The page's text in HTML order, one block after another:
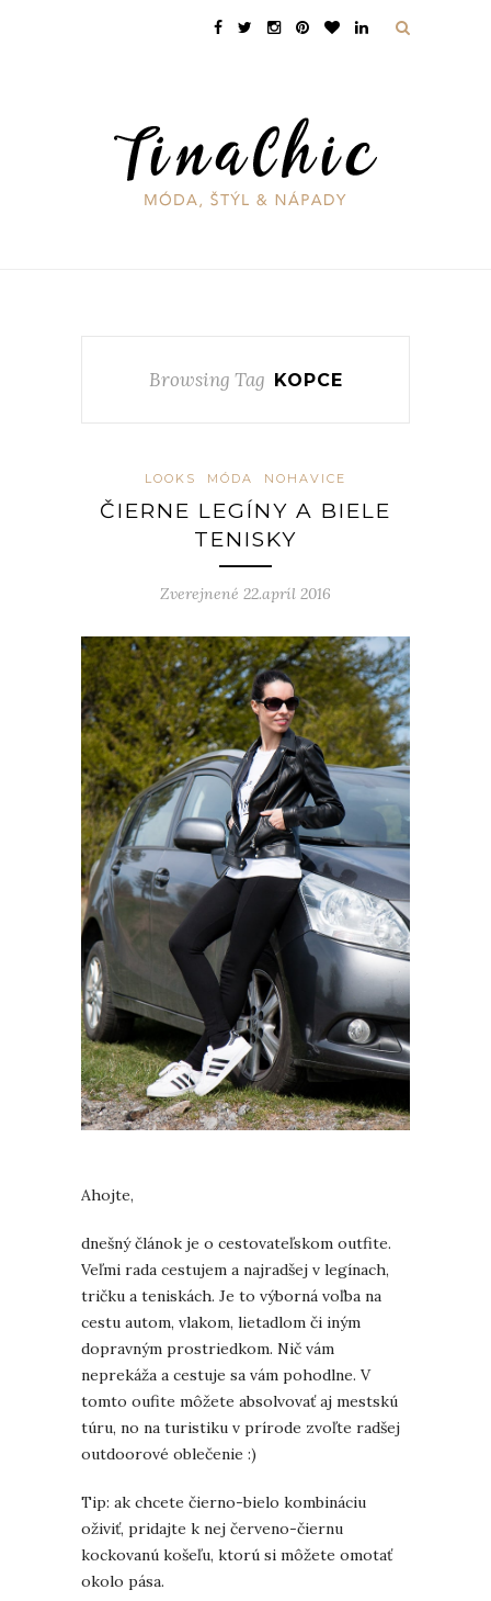
Browsing Tag KOPCE
LOOKS MÓDA NOHAVICE
ČIERNE LEGÍNY A BIELE
TENISKY
Zverejnené 22.apríl 2016
Ahojte,
dnešný článok je o cestovateľskom outfite.
Veľmi rada cestujem a najradšej v legínach,
tričku a teniskách. Je to výborná voľba na
cestu autom, vlakom, lietadlom či iným
dopravným prostriedkom. Nič vám
neprekáža a cestuje sa vám pohodlne. V
tomto oufite môžete absolvovať aj mestskú
túru, no na turistiku v prírode zvoľte radšej
outdoorové oblečenie :)
Tip: ak chcete čierno-bielo kombináciu
oživiť, pridajte k nej červeno-čiernu
kockovanú košeľu, ktorú si môžete omotať
okolo pása.